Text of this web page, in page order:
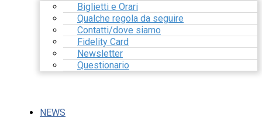
Biglietti e Orari
Qualche regola da seguire
Contatti/dove siamo
Fidelity Card
Newsletter
Questionario
NEWS